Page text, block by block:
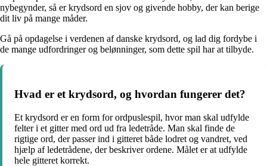
nybegynder, så er krydsord en sjov og givende hobby, der kan berige
dit liv på mange måder.
Gå på opdagelse i verdenen af danske krydsord, og lad dig fordybe i
de mange udfordringer og belønninger, som dette spil har at tilbyde.
Hvad er et krydsord, og hvordan fungerer det?
Et krydsord er en form for ordpuslespil, hvor man skal udfylde
felter i et gitter med ord ud fra ledetråde. Man skal finde de
rigtige ord, der passer ind i gitteret både lodret og vandret, ved
hjælp af ledetrådene, der beskriver ordene. Målet er at udfylde
hele gitteret korrekt.